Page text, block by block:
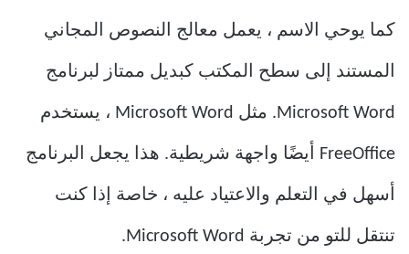
كما يوحي الاسم ، يعمل معالج النصوص المجاني
المستند إلى سطح المكتب كبديل ممتاز لبرنامج
Microsoft Word. مثل Microsoft Word ، يستخدم
FreeOffice أيضًا واجهة شريطية. هذا يجعل البرنامج
أسهل في التعلم والاعتياد عليه ، خاصة إذا كنت
تنتقل للتو من تجربة Microsoft Word.